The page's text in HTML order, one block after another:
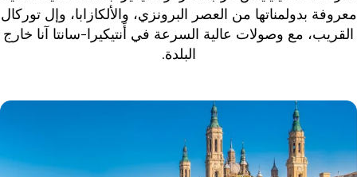
بدولمناتها من العصر البرونزي، والألكازابا، وإل توركال
القريب، مع وصولات عالية السرعة في أَنتيكيرا-سانتا آنا خارج
البلدة.